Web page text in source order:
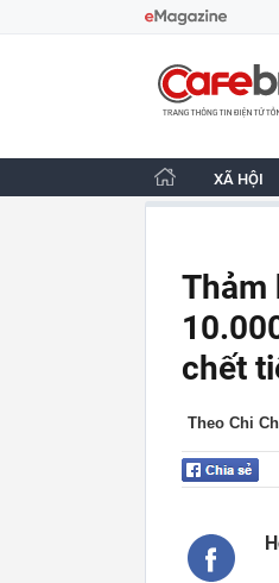
CafeBiz - Trang
XÃ HỘI
Thảm
chết
Theo Chi